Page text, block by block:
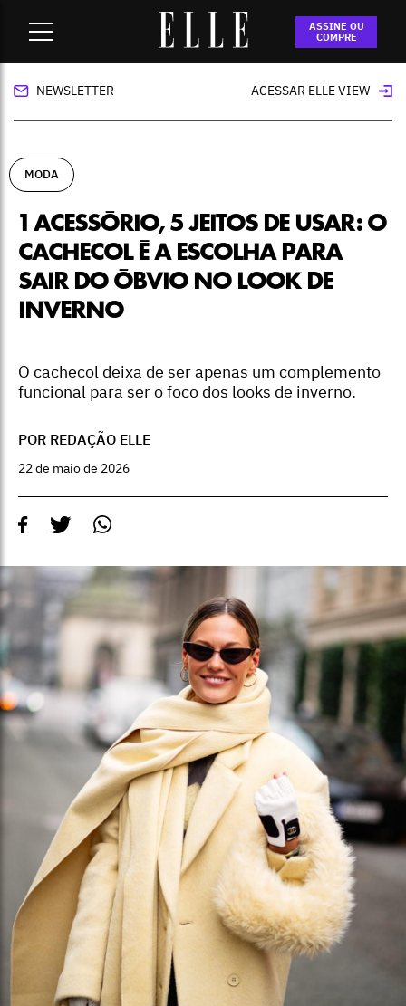
ASSINE OU
COMPRE
1 acessório, 5 jeitos de usar: o cachecol é a
escolha para sair do óbvio no look de inverno
NEWSLETTER ACESSAR ELLE VIEW
MODA
1 ACESSÓRIO, 5 JEITOS DE USAR: O
CACHECOL É A ESCOLHA PARA
SAIR DO ÓBVIO NO LOOK DE
INVERNO
O cachecol deixa de ser apenas um complemento
funcional para ser o foco dos looks de inverno.
POR REDAÇÃO ELLE
22 de maio de 2026